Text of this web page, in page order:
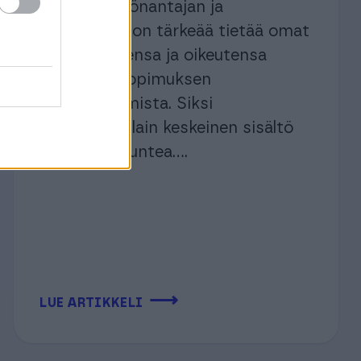
Jokaisen työnantajan ja
työntekijän on tärkeää tietää omat
velvollisuutensa ja oikeutensa
ennen työsopimuksen
allekirjoittamista. Siksi
työsopimuslain keskeinen sisältö
kannattaa tuntea....
LUE ARTIKKELI ⟶